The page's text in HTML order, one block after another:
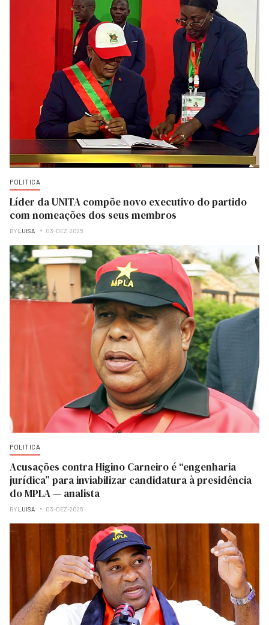
POLITICA
Líder da UNITA compõe novo executivo do partido
com nomeações dos seus membros
BY LUISA 03-DEZ-2025
POLITICA
Acusações contra Higino Carneiro é “engenharia
jurídica” para inviabilizar candidatura à presidência
do MPLA — analista
BY LUISA 03-DEZ-2025